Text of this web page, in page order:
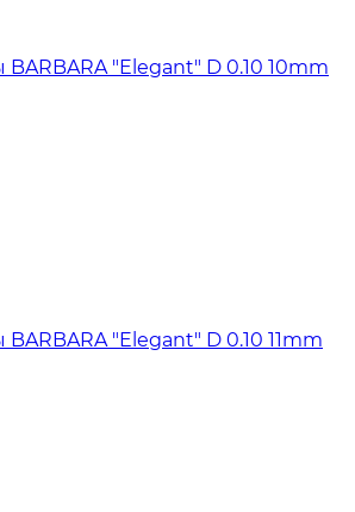
"Elegant" D 0.10 10mm
"Elegant" D 0.10 11mm